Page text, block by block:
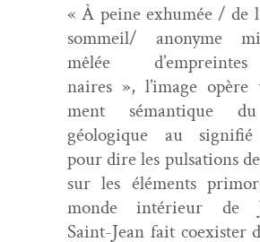
« À peine exhumée / de
sommeil/ anonyme
mêlée
naires », l’image
ment séman­tique
géologique au
pour dire les pul­sa­tions
sur les élé­ments
monde intérieur de
Saint-Jean fait coex­is­ter